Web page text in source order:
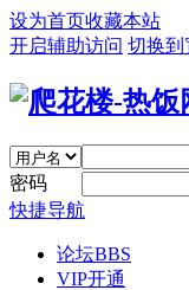
设为首页收藏本站
开启辅助访问 切换到
密码
快捷导航
论坛BBS
VIP开通